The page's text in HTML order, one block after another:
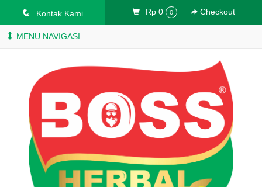
q Kontak Kami Rp 0 0 Checkout
MENU NAVIGASI